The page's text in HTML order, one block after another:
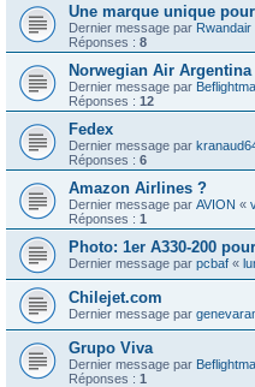
Une marque unique
Dernier message par
Réponses : 8
Norwegian Air Argentina
Dernier message par
Réponses : 12
Fedex
Dernier message par
Réponses : 6
Amazon Airlines ?
Dernier message par AVION «
Réponses : 1
Photo: 1er A330-200
Dernier message par pcbaf «
Chilejet.com
Dernier message par
Grupo Viva
Dernier message par
Réponses : 1